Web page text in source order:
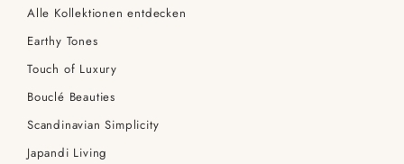
Alle Kollektionen entdecken
Earthy Tones
Touch of Luxury
Bouclé Beauties
Scandinavian Simplicity
Japandi Living